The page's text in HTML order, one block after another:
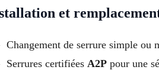
et
Changement de serrure simple ou
Serrures certifiées A2P pour une